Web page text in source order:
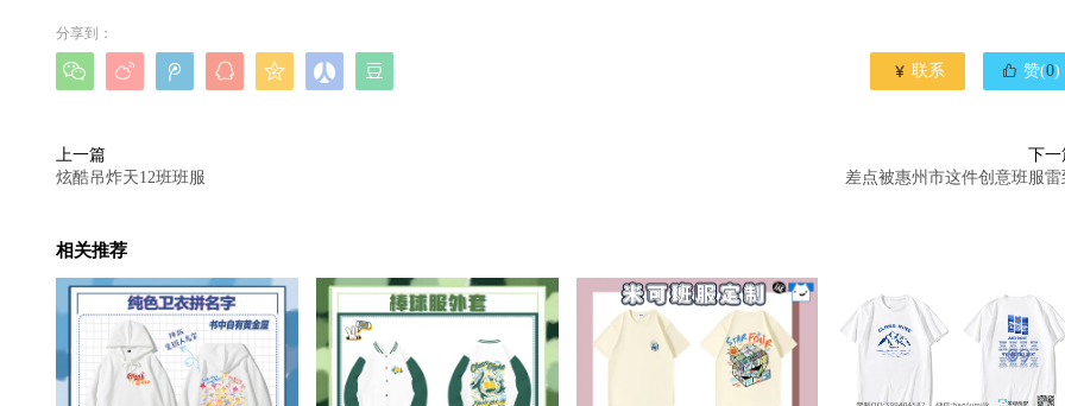
分享到：
        赞(0)
 联系
上一篇
炫酷吊炸天12班班服
下一
差点被惠州市这件创意班服雷
相关推荐